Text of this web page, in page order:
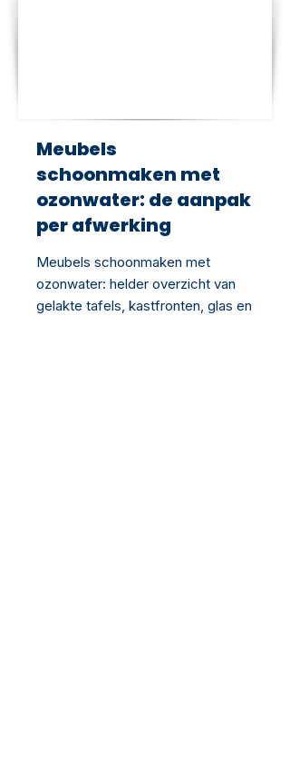
Meubels
schoonmaken met
ozonwater: de aanpak
per afwerking
Meubels schoonmaken met
ozonwater: helder overzicht van
gelakte tafels, kastfronten, glas en